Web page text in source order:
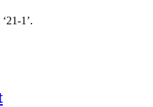
21-1 ’.